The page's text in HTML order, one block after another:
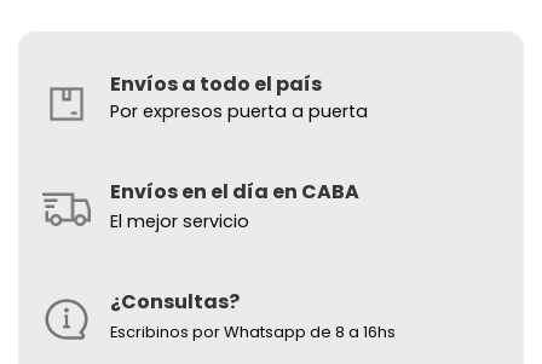
Envíos a todo el país
Por expresos puerta a puerta
Envíos en el día en CABA
El mejor servicio
¿Consultas?
Escribinos por Whatsapp de 8 a 16hs